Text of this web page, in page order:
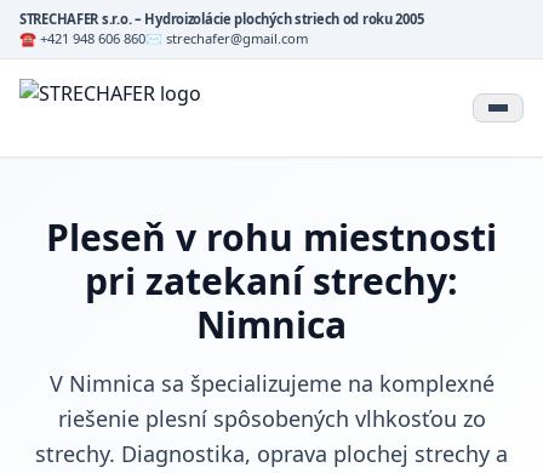
STRECHAFER s.r.o. – Hydroizolácie plochých striech od roku 2005
☎ +421 948 606 860✉ strechafer@gmail.com
Pleseň v rohu miestnosti
pri zatekaní strechy:
Nimnica
V Nimnica sa špecializujeme na komplexné
riešenie plesní spôsobených vlhkosťou zo
strechy. Diagnostika, oprava plochej strechy a